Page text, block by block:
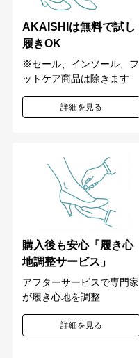
AKAISHIは無料で試し
履きOK
※セール、インソール、フ
ットケア商品は除きます
詳細を見る
購入後も安心「履き心
地調整サービス」
アフターサービスで専門家
が履き心地を調整
詳細を見る